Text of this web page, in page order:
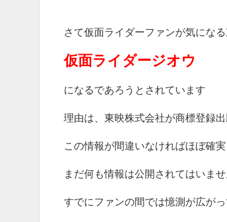
さて仮面ライダーファンが気になる
仮面ライダージオウ
になるであろうとされています
理由は、東映株式会社が商標登録
この情報が間違いなければほぼ確
まだ何も情報は公開されてはいませ
すでにファンの間では憶測が広がっ